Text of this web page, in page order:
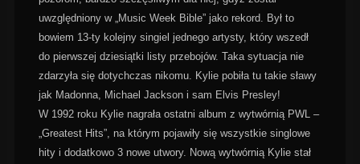
uwzględniony w „Music Week Bible” jako rekord. Był to
bowiem 13-ty kolejny singiel jednego artysty, który wszedł
do pierwszej dziesiątki listy przebojów. Taka sytuacja nie
zdarzyła się dotychczas nikomu. Kylie pobiła tu takie sławy
jak Madonna, Michael Jackson i sam Elvis Presley!
W 1992 roku Kylie nagrała ostatni album z wytwórnią PWL –
„Greatest Hits”, na którym pojawiły się wszystkie singlowe
hity i dodatkowo 3 nowe utwory. Nową wytwórnią Kylie stał